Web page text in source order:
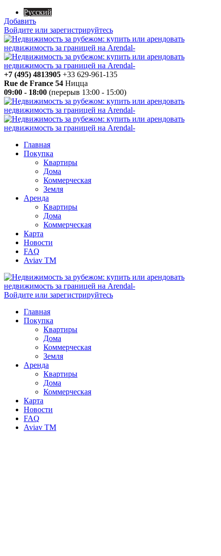
Русский
Добавить
Войдите или зарегистрируйтесь
+7 (495) 4813905 +33 629-961-135
Rue de France 54 Ницца
09:00 - 18:00 (перерыв 13:00 - 15:00)
Главная
Покупка
Квартиры
Дома
Коммерческая
Земля
Аренда
Квартиры
Дома
Коммерческая
Карта
Новости
FAQ
Aviav TM
Войдите или зарегистрируйтесь
Главная
Покупка
Квартиры
Дома
Коммерческая
Земля
Аренда
Квартиры
Дома
Коммерческая
Карта
Новости
FAQ
Aviav TM